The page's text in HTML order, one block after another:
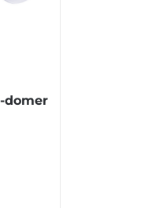
domer